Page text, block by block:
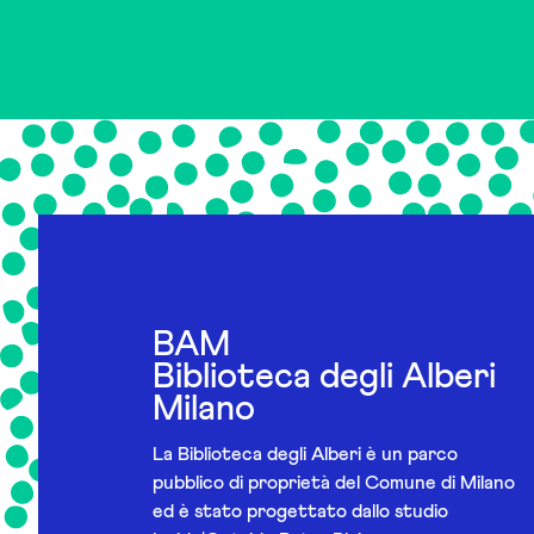
BAM
Biblioteca degli Alberi
Milano
La Biblioteca degli Alberi è un parco
pubblico di proprietà del Comune di Milano
ed è stato progettato dallo studio